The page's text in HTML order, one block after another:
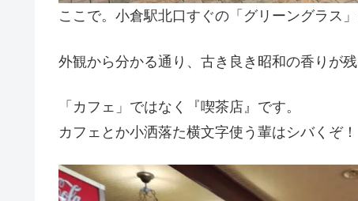
ここで。小倉駅北口すぐの「グリーングラス」
外観から分かる通り、古き良き昭和の香りが
「カフェ」ではなく『喫茶店』です。
カフェとか小洒落た横文字使う輩はシバくぞ！